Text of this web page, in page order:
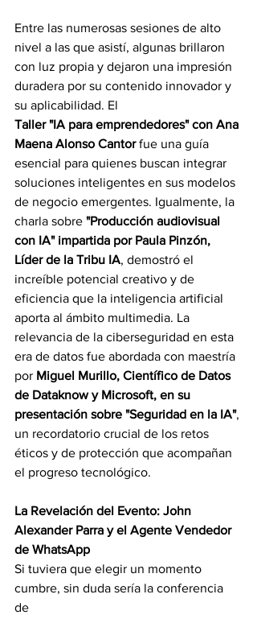
Entre las numerosas sesiones de alto
nivel a las que asistí, algunas brillaron
con luz propia y dejaron una impresión
duradera por su contenido innovador y
su aplicabilidad. El
Taller "IA para emprendedores" con Ana
Maena Alonso Cantor fue una guía
esencial para quienes buscan integrar
soluciones inteligentes en sus modelos
de negocio emergentes. Igualmente, la
charla sobre "Producción audiovisual
con IA" impartida por Paula Pinzón,
Líder de la Tribu IA, demostró el
increíble potencial creativo y de
eficiencia que la inteligencia artificial
aporta al ámbito multimedia. La
relevancia de la ciberseguridad en esta
era de datos fue abordada con maestría
por Miguel Murillo, Científico de Datos
de Dataknow y Microsoft, en su
presentación sobre "Seguridad en la IA",
un recordatorio crucial de los retos
éticos y de protección que acompañan
el progreso tecnológico.
La Revelación del Evento: John
Alexander Parra y el Agente Vendedor
de WhatsApp
Si tuviera que elegir un momento
cumbre, sin duda sería la conferencia
de